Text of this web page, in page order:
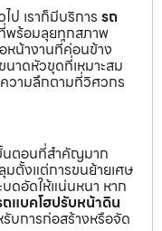
ป เราก็มีบริการรถ
พร้อมลุยทุกสภาพ
หน้างานที่ค่อนข้าง
นาดหัวขุดที่เหมาะสม
ความลึกตามที่วิศวกร
นตอนที่สำคัญมาก
มตั้งแต่การขนย้ายเศษ
บดอัดให้แน่นหนา หาก
แบคโฮปรับหน้าดิน
บการก่อสร้างหรือจัด